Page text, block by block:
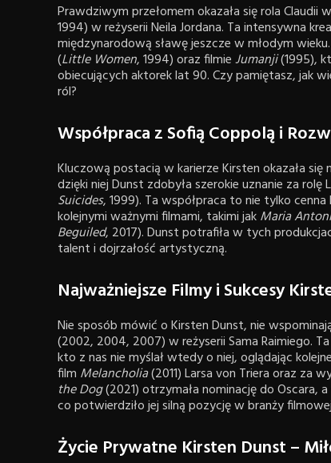
Prawdziwym przełomem okazała się rola Claudii
1994) w reżyserii Neila Jordana. Ta intensywna
międzynarodową sławę jeszcze w młodym
(Little Women, 1994) oraz filmieJumanji(1995),
obiecujących aktorek lat 90. Czy pamiętasz, jak
ról?
Współpraca z Sofią Coppolą i
Kluczową postacią w karierze Kirsten okazała
dzięki niej Dunst zdobyła szerokie uznanie za rolę
Suicides, 1999). Ta współpraca to nie tylko
kolejnymi ważnymi filmami, takimi jakMaria
Beguiled, 2017). Dunst potrafiła w tych
talent i dojrzałość artystyczną.
Najważniejsze Filmy i Sukcesy
Nie sposób mówić o Kirsten Dunst, nie
(2002, 2004, 2007) w reżyserii Sama Raimiego.
kto z nas nie myślał wtedy o niej, oglądając
film Melancholia(2011) Larsa von Triera oraz za
the Dog(2021) otrzymała nominację do Oscara,
co potwierdziło jej silną pozycję w branży
Życie Prywatne Kirsten Dunst –